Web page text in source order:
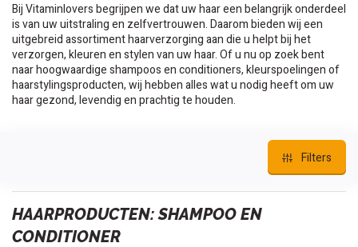
Bij Vitaminlovers begrijpen we dat uw haar een belangrijk onderdeel
is van uw uitstraling en zelfvertrouwen. Daarom bieden wij een
uitgebreid assortiment haarverzorging aan die u helpt bij het
verzorgen, kleuren en stylen van uw haar. Of u nu op zoek bent
naar hoogwaardige shampoos en conditioners, kleurspoelingen of
haarstylingsproducten, wij hebben alles wat u nodig heeft om uw
haar gezond, levendig en prachtig te houden.
Filters
HAARPRODUCTEN: SHAMPOO EN
CONDITIONER